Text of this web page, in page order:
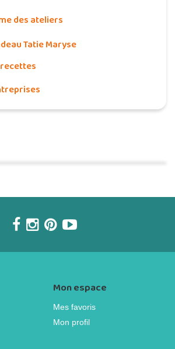
des ateliers
Tatie Maryse
Mon espace
Mes favoris
Mon profil